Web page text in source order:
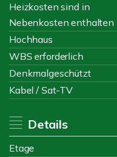
Heizkosten sind in
Nebenkosten enthalten
Hochhaus
WBS erforderlich
Denkmalgeschützt
Kabel / Sat-TV
Details
Etage